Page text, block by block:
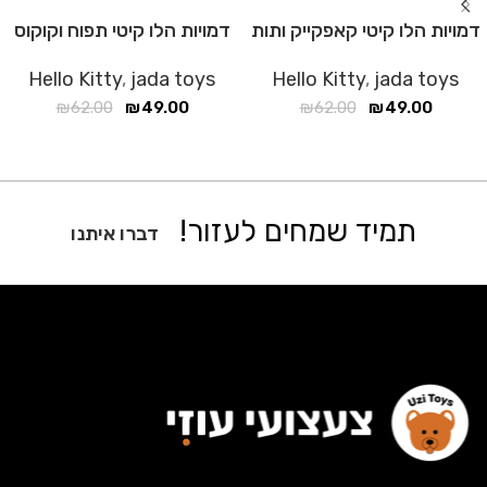
דמויות הלו קיטי קאפקייק ותות
Hello Kitty, jada toys
₪62.00 ₪49.00
דמויות הלו קיטי תפוח וקוקוס
Hello Kitty, jada toys
₪62.00 ₪49.00
תמיד שמחים לעזור! דברו איתנו